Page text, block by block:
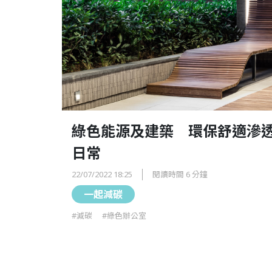
綠色能源及建築 環保舒適滲
日常
22/07/2022 18:25 閱讀時間 6 分鐘
一起減碳
#減碳 #綠色辦公室